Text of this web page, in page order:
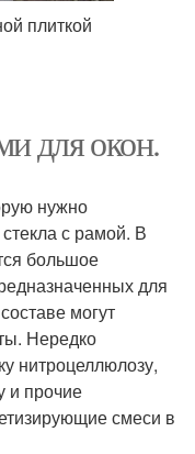
плиткой
для окон.
нужно
с рамой. В
большое
для
могут
Нередко
нитроцеллюлозу,
и прочие
смеси в